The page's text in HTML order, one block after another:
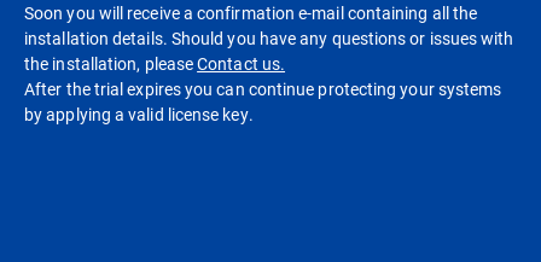
Soon you will receive a confirmation e-mail containing all the
installation details. Should you have any questions or issues with
the installation, pleaseContact us.
After the trial expires you can continue protecting your systems
by applying a valid license key.